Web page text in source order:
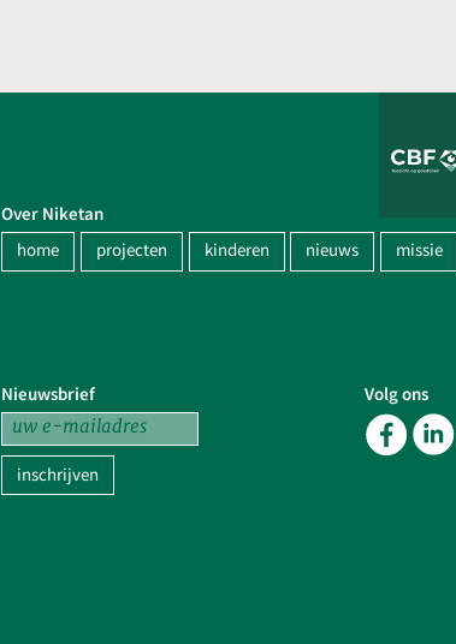
Over Niketan
home
projecten kinderen nieuws missie
Nieuwsbrief
inschrijven
Volg ons